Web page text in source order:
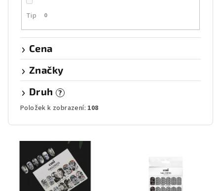
Tip 0
Cena
Značky
Druh
?
Položek k zobrazení: 108